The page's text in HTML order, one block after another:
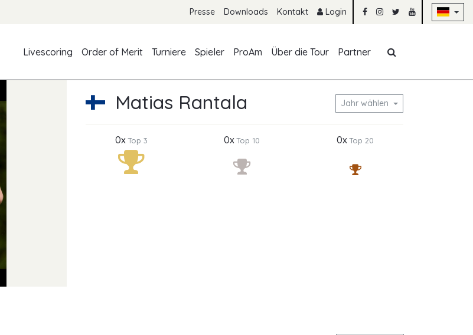
Presse Downloads Kontakt Login
Livescoring
Order of Merit Turniere Spieler ProAm Über die Tour Partner
Matias Rantala Jahr wählen
0xTop 3 0xTop 10 0xTop 20